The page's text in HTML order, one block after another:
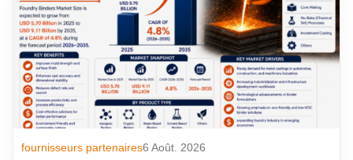
fournisseurs partenaires6 Août. 2026